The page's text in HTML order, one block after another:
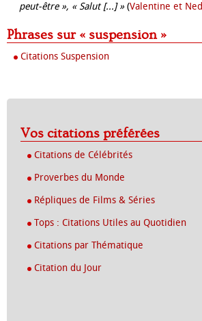
peut-être », « Salut [...] »(Valentine et Ned
Phrases sur « suspension »
Citations Suspension
Vos citations préférées
Citations de Célébrités
Proverbes du Monde
Répliques de Films & Séries
Tops : Citations Utiles au Quotidien
Citations par Thématique
Citation du Jour